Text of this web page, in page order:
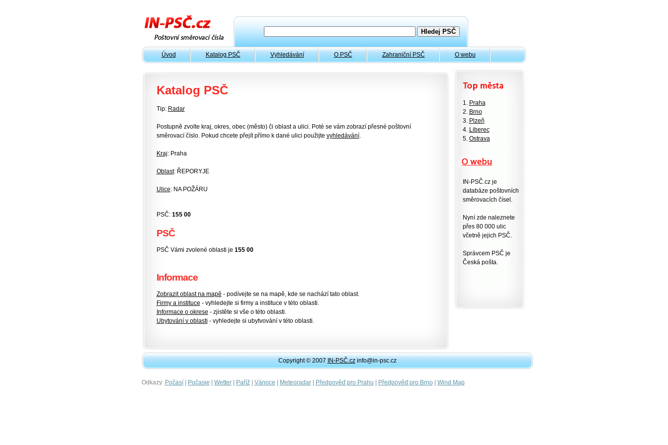
Úvod Katalog PSČ Vyhledávání O PSČ Zahraniční PSČ O webu
Katalog PSČ
Tip: Radar
Postupně zvolte kraj, okres, obec (město) či oblast a ulici. Poté se vám zobrazí přesné poštovní
směrovací číslo. Pokud chcete přejít přímo k dané ulici použijte vyhledávání.
Kraj: Praha
Oblast: ŘEPORYJE
Ulice: NA POŽÁRU
PSČ: 155 00
PSČ
PSČ Vámi zvolené oblasti je 155 00
Informace
Zobrazit oblast na mapě - podívejte se na mapě, kde se nachází tato oblast.
Firmy a instituce - vyhledejte si firmy a instituce v této oblasti.
Informace o okrese - zjistěte si vše o této oblasti.
Ubytování v oblasti - vyhledejte si ubytvování v této oblasti.
1. Praha
2. Brno
3. Plzeň
4. Liberec
5. Ostrava
IN-PSČ.cz je
databáze poštovních
směrovacích čísel.
Nyní zde naleznete
přes 80 000 ulic
včetně jejich PSČ.
Správcem PSČ je
Česká pošta.
Copyright © 2007IN-PSČ.czinfo@in-psc.cz
Odkazy: Počasí| Počasie | Wetter| Paříž| Vánoce | Meteoradar| Předpověď pro Prahu | Předpověď pro Brno| Wind Map